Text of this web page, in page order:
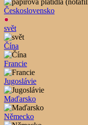
Československo
svět
Čína
Francie
Jugoslávie
Maďarsko
Německo